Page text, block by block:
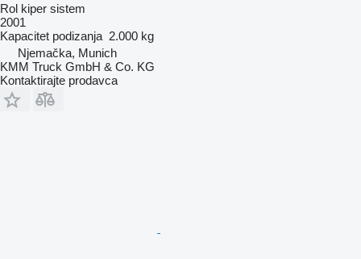
Rol kiper sistem
2001
Kapacitet podizanja 2.000 kg
Njemačka, Munich
KMM Truck GmbH & Co. KG
Kontaktirajte prodavca